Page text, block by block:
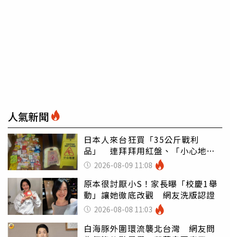
人氣新聞
日本人來台狂買「35公斤戰利
品」 連拜拜用紅盤、「小心地
滑」告示牌也帶回家
2026-08-09 11:08
原本很討厭小S！家長曝「校慶1舉
動」讓她徹底改觀 網友洗版認證
2026-08-08 11:03
白海豚外圍環流襲北台灣 網友問